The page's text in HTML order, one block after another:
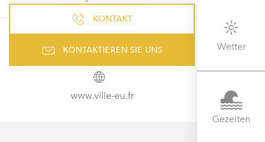
Wetter
Gezeiten
KONTAKT
KONTAKTIEREN SIE UNS
www.ville-eu.fr